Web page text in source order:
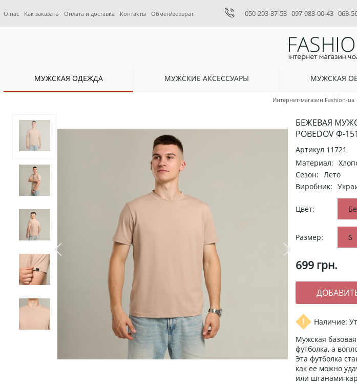
О нас Как заказать Оплата и доставка Контакты Обмен/возврат 050-293-37-53 097-983-00-43 063-
МУЖСКАЯ ОДЕЖДА МУЖСКИЕ АКСЕССУАРЫ МУЖСКАЯ
Интернет-магазин Fashion-ua
БЕЖЕВАЯ
POBEDOV Ф-
Артикул 11721
Материал:
Сезон: Лето
Виробник:
Цвет:
Размер: S
699 грн.
Наличие:
Мужская
футболка, а
Эта футболка
как ее можно
или штанами-